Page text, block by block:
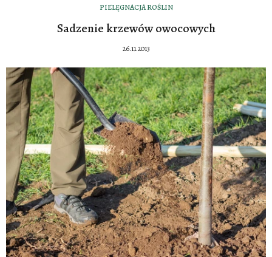
PIELĘGNACJA ROŚLIN
Sadzenie krzewów owocowych
26.11.2013